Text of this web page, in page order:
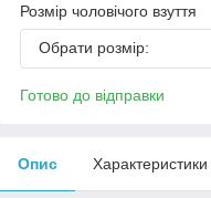
Розмір чоловічого взуття
Обрати розмір:
Готово до відправки
Опис Характеристики